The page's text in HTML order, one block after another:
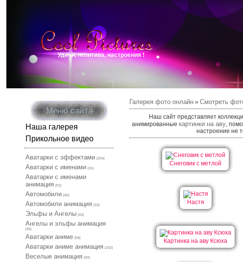
Удачи, позитива, настроения !
Меню сайта
Наша галерея
Прикольное видео
Аватарки с эффектами [204]
Аватарки с именами [31]
Аватарки с именами
анимация
[91]
Автомобили [45]
Автомобили анимация [23]
Эльфы и Ангелы [43]
Ангелы и эльфы анимация
[35]
Аватарки аниме [58]
Аватарки аниме анимация [102]
Веселые анимация [20]
Галерея фото онлайн »Смотреть
Наш сайт представляет
анимированные картинки на аву,
настроение не
Снеговик с метлой
Настя
Картинка на аву Ксюха